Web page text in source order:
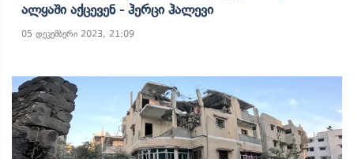
Ალყაში Აქცევენ - Ჰერცი Ჰალევი
05 დეკემბერი 2023, 21:09